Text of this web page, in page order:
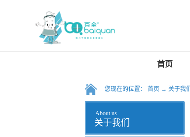
首页
您现在的位置： 首页 → 关于我们
关于我们
About us